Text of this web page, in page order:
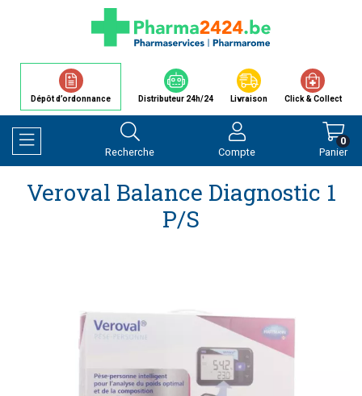
Dépôt d’ordonnance Distributeur 24h/24 Livraison Click & Collect
Afficher la navigation
Recherche Compte Panier
0
Veroval Balance Diagnostic 1
P/s